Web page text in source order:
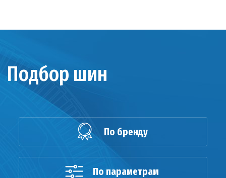
Подбор шин
По бренду
По параметрам